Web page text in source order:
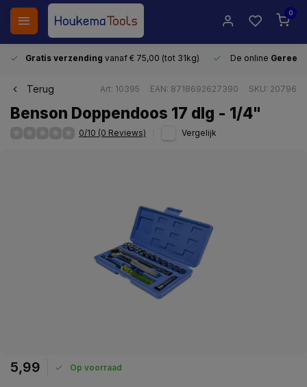
0
Gratis verzending vanaf € 75,00 (tot 31kg) De online
Terug Art: 10395 EAN: 8718692627390 SKU: 20796
Benson Doppendoos 17 dlg - 1/4"
0/10 (0 Reviews) Vergelijk
5,99 Op voorraad